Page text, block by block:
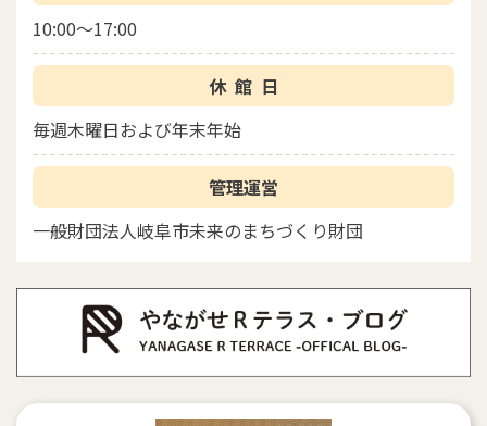
10:00～17:00
休館日
毎週木曜日および年末年始
管理運営
一般財団法人岐阜市未来のまちづくり財団